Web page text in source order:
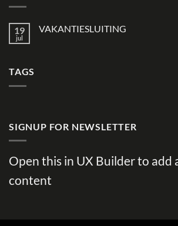
19
jul
VAKANTIESLUITING
TAGS
SIGNUP FOR NEWSLETTER
Open this in UX Builder to add
content